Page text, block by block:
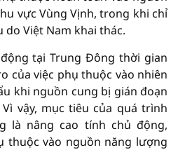
vực Vùng Vịnh, trong khi chỉ
Việt Nam khai thác.
tại Trung Đông thời gian
của việc phụ thuộc vào nhiên
khi nguồn cung bị gián đoạn
vậy, mục tiêu của quá trình
là nâng cao tính chủ động,
thuộc vào nguồn năng lượng